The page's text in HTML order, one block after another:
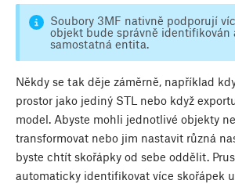
Soubory 3MF nativně podporují
objekt bude správně identifikován
samostatná entita.
Někdy se tak děje záměrně, například
prostor jako jediný STL nebo když
model. Abyste mohli jednotlivé objekty
transformovat nebo jim nastavit různá
byste chtít skořápky od sebe oddělit.
automaticky identifikovat více skořápek